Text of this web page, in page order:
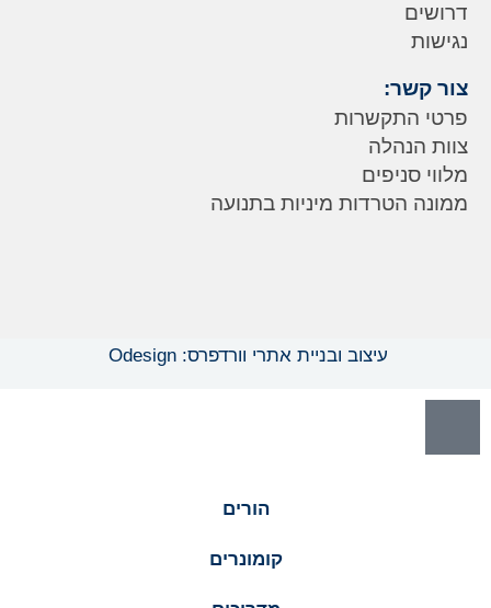
דרושים
נגישות
צור קשר:
פרטי התקשרות
צוות הנהלה
מלווי סניפים
ממונה הטרדות מיניות בתנועה
עיצוב ובניית אתרי וורדפרס: Odesign
הורים
קומונרים